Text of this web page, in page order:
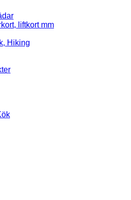
liftkort mm
Hiking